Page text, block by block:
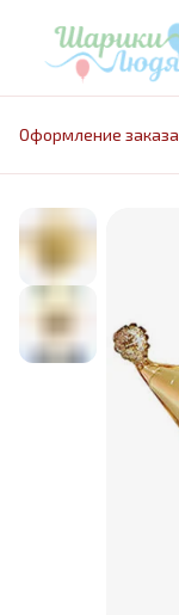
Оформление заказа